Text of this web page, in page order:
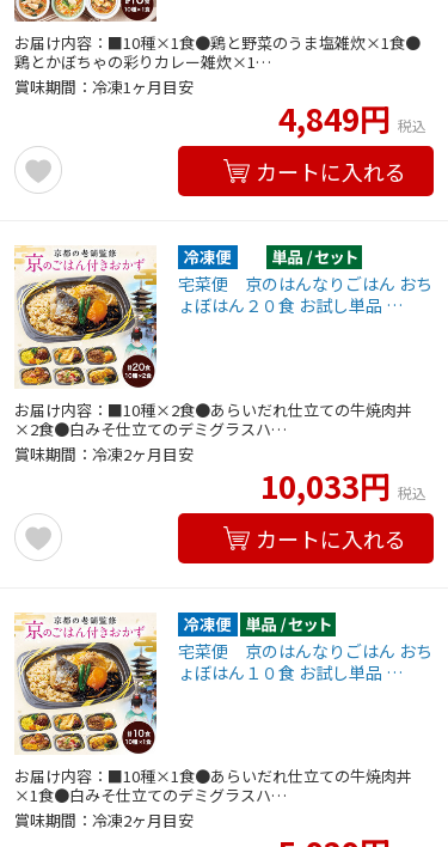
お届け内容：■10種×1食●鶏と野菜のうま塩雑炊×1食●
鶏とかぼちゃの彩りカレー雑炊×1…
賞味期間：冷凍1ヶ月目安
4,849円 税込
カートに入れる
宅菜便 京のはんなりごはん おち
ょぼはん２０食 お試し単品 …
お届け内容：■10種×2食●あらいだれ仕立ての牛焼肉丼
×2食●白みそ仕立てのデミグラスハ…
賞味期間：冷凍2ヶ月目安
10,033円 税込
カートに入れる
宅菜便 京のはんなりごはん おち
ょぼはん１０食 お試し単品 …
お届け内容：■10種×1食●あらいだれ仕立ての牛焼肉丼
×1食●白みそ仕立てのデミグラスハ…
賞味期間：冷凍2ヶ月目安